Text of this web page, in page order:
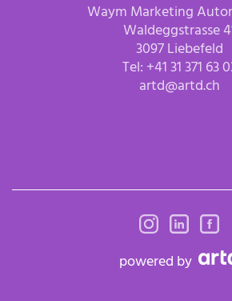
Waym Marketing
Waldeggstrasse
3097 Liebefeld
Tel: +41 31 371 63
artd@artd.ch
powered by